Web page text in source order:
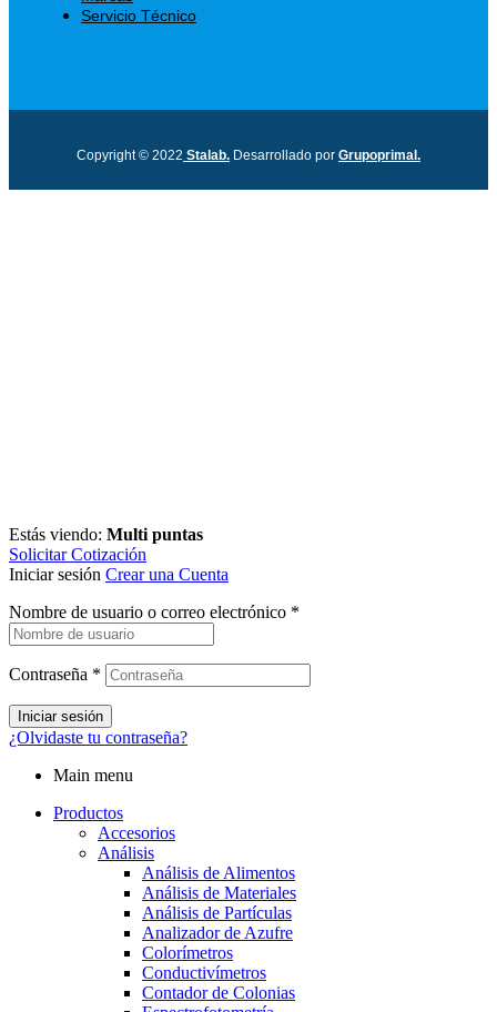
Servicio Técnico
Copyright © 2022 Stalab. Desarrollado por Grupoprimal.
Estás viendo: Multi puntas
Solicitar Cotización
Iniciar sesión Crear una Cuenta
Nombre de usuario o correo electrónico *
Contraseña *
Iniciar sesión
¿Olvidaste tu contraseña?
Main menu
Productos
Accesorios
Análisis
Análisis de Alimentos
Análisis de Materiales
Análisis de Partículas
Analizador de Azufre
Colorímetros
Conductivímetros
Contador de Colonias